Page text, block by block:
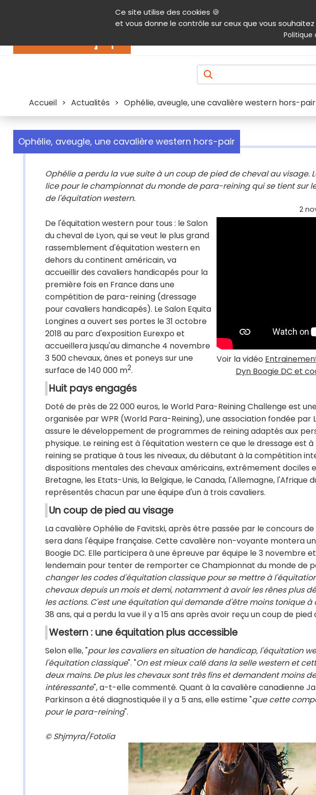
Ce site utilise des cookies 🍪
et vous donne le contrôle sur ceux que vous
Politique
Contenu Aide et accessibilité Menu principal
Produits & services
Accueil > Actualités > Ophélie, aveugle, une cavalière western hors-pair
Ophélie, aveugle, une cavalière western hors-pair
Ophélie a perdu la vue suite à un coup de pied de cheval au visage.
lice pour le championnat du monde de para-reining qui se tient sur
de l'équitation western.
2
Voir la vidéo
Dyn Boogie DC et
De l'équitation western pour tous : le Salon
du cheval de Lyon, qui se veut le plus grand
rassemblement d'équitation western en
dehors du continent américain, va
accueillir des cavaliers handicapés pour la
première fois en France dans une
compétition de para-reining (dressage
pour cavaliers handicapés). Le Salon Equita
Longines a ouvert ses portes le 31 octobre
2018 au parc d'exposition Eurexpo et
accueillera jusqu'au dimanche 4 novembre
3 500 chevaux, ânes et poneys sur une
surface de 140 000 m2.
Huit pays engagés
Doté de près de 22 000 euros, le World Para-Reining Challenge est
organisée par WPR (World Para-Reining), une association fondée par
assure le développement de programmes de reining adaptés aux
physique. Le reining est à l'équitation western ce que le dressage est
reining se pratique à tous les niveaux, du débutant à la compétition
dispositions mentales des chevaux américains, extrêmement dociles
Bretagne, les Etats-Unis, la Belgique, le Canada, l'Allemagne, l'Afrique
représentés chacun par une équipe d'un à trois cavaliers.
Un coup de pied au visage
La cavalière Ophélie de Favitski, après être passée par le concours
sera dans l'équipe française. Cette cavalière non-voyante montera
Boogie DC. Elle participera à une épreuve par équipe le 3 novembre
lendemain pour tenter de remporter ce Championnat du monde de
changer les codes d'équitation classique pour se mettre à
chevaux depuis un mois et demi, notamment à avoir les rênes plus
les actions. C'est une équitation qui demande d'être moins tonique à
38 ans, qui a perdu la vue il y a 15 ans après avoir reçu un coup de pied
Western : une équitation plus accessible
Selon elle, "pour les cavaliers en situation de handicap, l'équitation
l'équitation classique". "On est mieux calé dans la selle western et
deux mains. De plus les chevaux sont très fins et demandent moins
intéressante", a-t-elle commenté. Quant à la cavalière canadienne
Parkinson a été diagnostiquée il y a 5 ans, elle estime "que cette
pour le para-reining".
© Shjmyra/Fotolia